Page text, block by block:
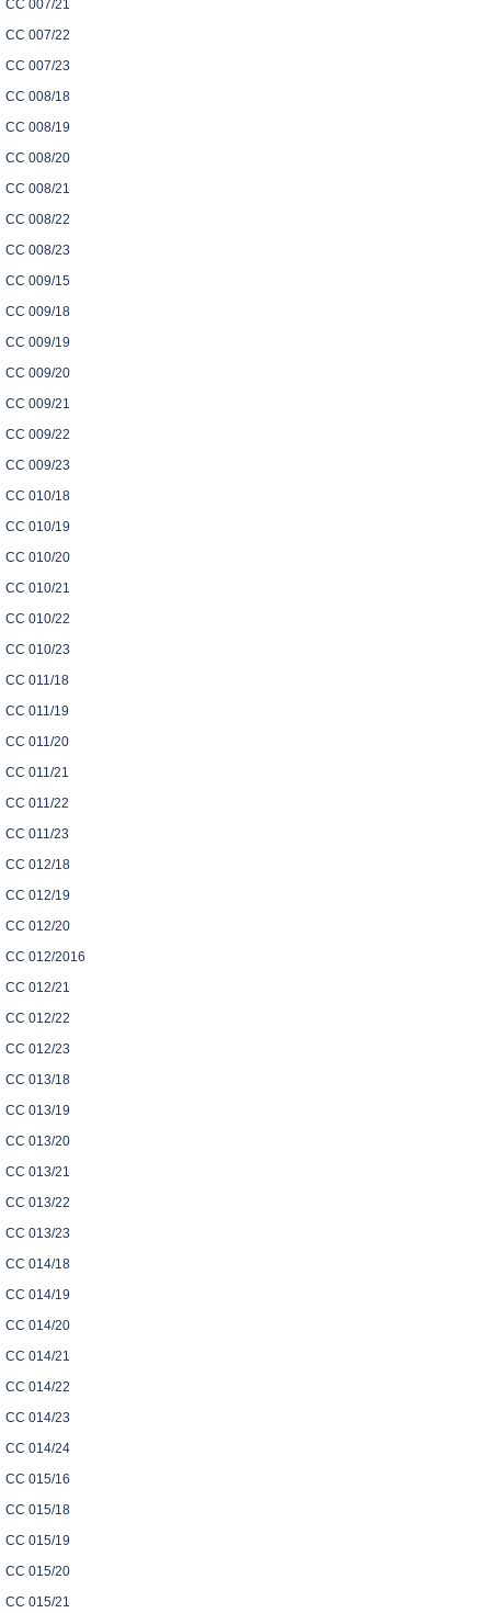
CC 007/21
CC 007/22
CC 007/23
CC 008/18
CC 008/19
CC 008/20
CC 008/21
CC 008/22
CC 008/23
CC 009/15
CC 009/18
CC 009/19
CC 009/20
CC 009/21
CC 009/22
CC 009/23
CC 010/18
CC 010/19
CC 010/20
CC 010/21
CC 010/22
CC 010/23
CC 011/18
CC 011/19
CC 011/20
CC 011/21
CC 011/22
CC 011/23
CC 012/18
CC 012/19
CC 012/20
CC 012/2016
CC 012/21
CC 012/22
CC 012/23
CC 013/18
CC 013/19
CC 013/20
CC 013/21
CC 013/22
CC 013/23
CC 014/18
CC 014/19
CC 014/20
CC 014/21
CC 014/22
CC 014/23
CC 014/24
CC 015/16
CC 015/18
CC 015/19
CC 015/20
CC 015/21